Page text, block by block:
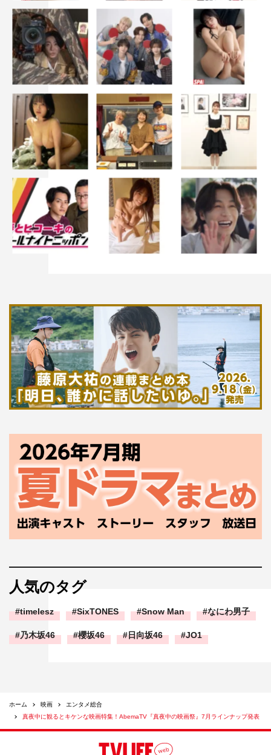
人気のタグ
timelesz SixTONES Snow Man なにわ男子
乃木坂46 櫻坂46 日向坂46 JO1
ホーム 映画
エンタメ総合
真夜中に観るとキケンな映画特集！AbemaTV『真夜中の映画祭』7月ラインナップ発表